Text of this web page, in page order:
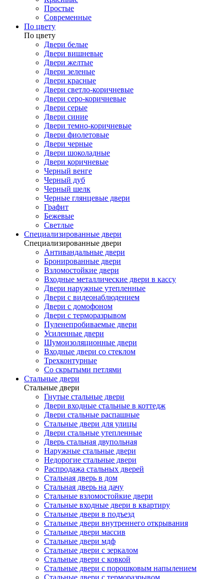
Простые
Современные
По цвету
По цвету
Двери белые
Двери вишневые
Двери желтые
Двери зеленые
Двери красные
Двери светло-коричневые
Двери серо-коричневые
Двери серые
Двери синие
Двери темно-коричневые
Двери фиолетовые
Двери черные
Двери шоколадные
Двери коричневые
Черный венге
Черный дуб
Черный шелк
Черные глянцевые двери
Графит
Бежевые
Светлые
Специализированные двери
Специализированные двери
Антивандальные двери
Бронированные двери
Взломостойкие двери
Входные металлические двери в кассу
Двери наружные утепленные
Двери с видеонаблюдением
Двери с домофоном
Двери с терморазрывом
Пуленепробиваемые двери
Усиленные двери
Шумоизоляционные двери
Входные двери со стеклом
Трехконтурные
Со скрытыми петлями
Стальные двери
Стальные двери
Гнутые стальные двери
Двери входные стальные в коттедж
Двери стальные распашные
Стальные двери для улицы
Двери стальные утепленные
Дверь стальная двупольная
Наружные стальные двери
Недорогие стальные двери
Распродажа стальных дверей
Стальная дверь в дом
Стальная дверь на дачу
Стальные взломостойкие двери
Стальные входные двери в квартиру
Стальные двери в подъезд
Стальные двери внутреннего открывания
Стальные двери массив
Стальные двери мдф
Стальные двери с зеркалом
Стальные двери с ковкой
Стальные двери с порошковым напылением